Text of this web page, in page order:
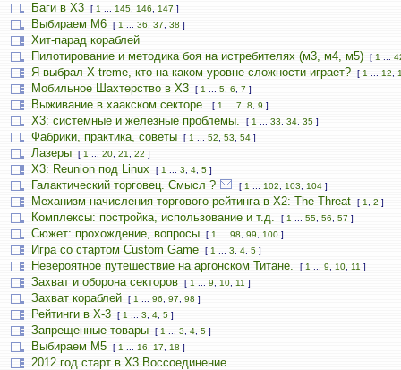
Баги в Х3 [ 1 145 146 147 ]
Выбираем M6 [ 1 36 37 38 ]
Хит-парад кораблей
Пилотирование и методика боя на истребителях (м3, м4, м5)
[ 1
Я выбрал X-treme, кто на каком уровне сложности играет? [ 1 12
Мобильное Шахтерство в Х3 [ 1 5 6 7 ]
Выживание в хаакском секторе. [ 1 7 8 9 ]
Х3: системные и железные проблемы. [ 1 33 34 35 ]
Фабрики, практика, советы [ 1 52 53 54 ]
Лазеры [ 1 20 21 22 ]
X3: Reunion под Linux [ 1 3 4 5 ]
Галактический торговец. Смысл ? [ 1 102 103 104 ]
Механизм начисления торгового рейтинга в Х2: The Threat [ 1 2 ]
Комплексы: постройка, использование и т.д. [ 1 55 56 57 ]
Сюжет: прохождение, вопросы [ 1 98 99 100 ]
Игра со стартом Custom Game [ 1 3 4 5 ]
Невероятное путешествие на аргонском Титане. [ 1 9 10 11 ]
Захват и оборона секторов [ 1 9 10 11 ]
Захват кораблей [ 1 96 97 98 ]
Рейтинги в Х-3 [ 1 3 4 5 ]
Запрещенные товары [ 1 3 4 5 ]
Выбираем М5 [ 1 16 17 18 ]
2012 год старт в Х3 Воссоединение